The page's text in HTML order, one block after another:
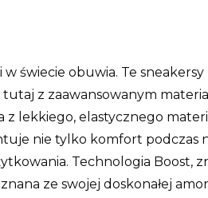
świecie obuwia. Te
tutaj z zaawansowanym
z lekkiego, elastycznego
nie tylko komfort podczas
Technologia Boost,
ze swojej doskonałej